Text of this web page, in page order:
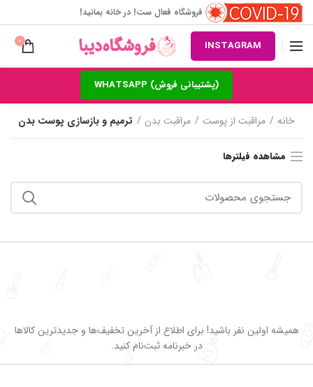
فروشگاه فعال ست! در خانه بمانید!
INSTAGRAM
0
(پشتیبانی فروش) WHATSAPP
خانه مراقبت از پوست مراقبت بدن ترمیم و بازسازی پوست بدن
مشاهده فیلترها
همیشه اولین نفر باشید! برای اطلاع از آخرین تخفیف‌ها و جدیدترین کالاها
در خبرنامه ثبت‌نام کنید.